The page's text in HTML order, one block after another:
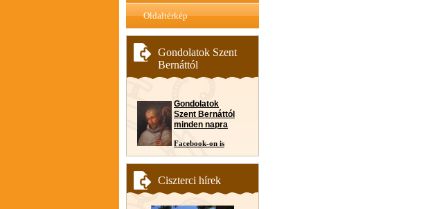
Oldaltérkép
Gondolatok Szent
Bernáttól
Gondolatok
Szent Bernáttól
minden napra
Facebook-on is
Ciszterci hírek